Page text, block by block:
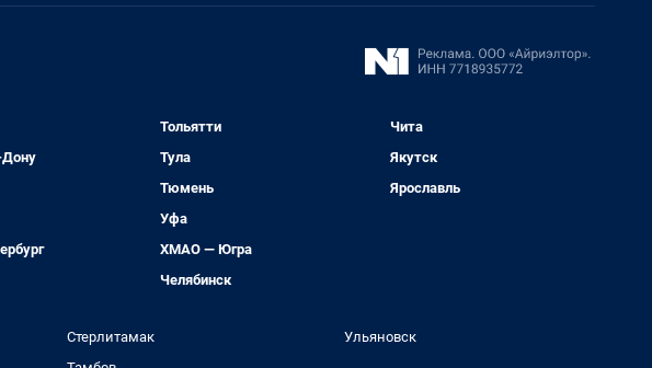
Дону
Тольятти
Тула
Тюмень
Уфа
ХМАО — Югра
Челябинск
Чита
Якутск
Ярославль
Стерлитамак
Ульяновск